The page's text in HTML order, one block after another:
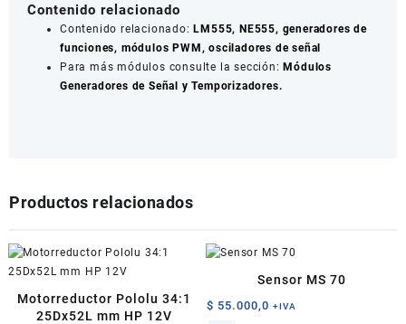
Contenido relacionado
Contenido relacionado: LM555, NE555, generadores de
funciones, módulos PWM, osciladores de señal
Para más módulos consulte la sección: Módulos
Generadores de Señal y Temporizadores.
Productos relacionados
Motorreductor Pololu 34:1
25Dx52L mm HP 12V
Sensor MS 70
$ 55.000,0 +IVA